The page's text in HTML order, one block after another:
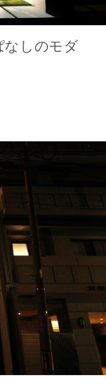
なしのモダ